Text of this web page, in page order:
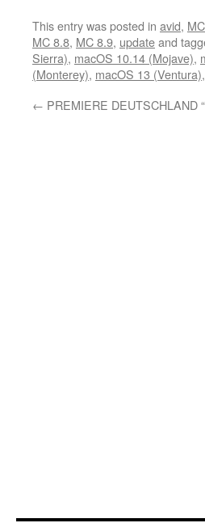
This entry was posted in avid,
MC 8.8, MC 8.9, updateand
Sierra), macOS 10.14 (Mojave),
(Monterey), macOS 13 (Ventura),
← PREMIERE DEUTSCHLAND